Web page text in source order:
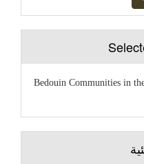
Bedouin Communities in